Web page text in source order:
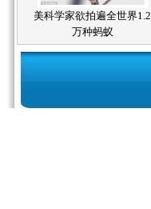
美科学家欲拍遍全世界1.2
万种蚂蚁